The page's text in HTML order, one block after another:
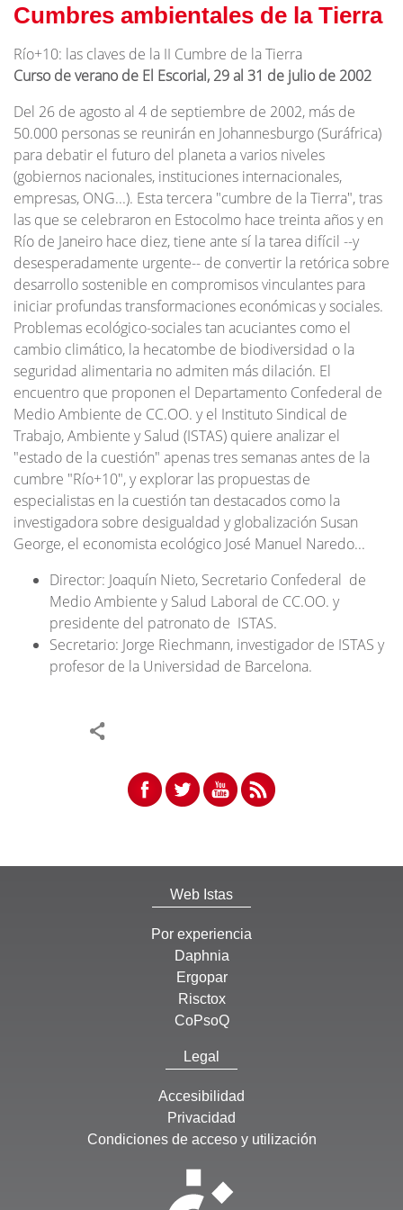
Cumbres ambientales de la Tierra
Río+10: las claves de la II Cumbre de la Tierra
Curso de verano de El Escorial, 29 al 31 de julio de 2002
Del 26 de agosto al 4 de septiembre de 2002, más de
50.000 personas se reunirán en Johannesburgo (Suráfrica)
para debatir el futuro del planeta a varios niveles
(gobiernos nacionales, instituciones internacionales,
empresas, ONG...). Esta tercera "cumbre de la Tierra", tras
las que se celebraron en Estocolmo hace treinta años y en
Río de Janeiro hace diez, tiene ante sí la tarea difícil --y
desesperadamente urgente-- de convertir la retórica sobre
desarrollo sostenible en compromisos vinculantes para
iniciar profundas transformaciones económicas y sociales.
Problemas ecológico-sociales tan acuciantes como el
cambio climático, la hecatombe de biodiversidad o la
seguridad alimentaria no admiten más dilación. El
encuentro que proponen el Departamento Confederal de
Medio Ambiente de CC.OO. y el Instituto Sindical de
Trabajo, Ambiente y Salud (ISTAS) quiere analizar el
"estado de la cuestión" apenas tres semanas antes de la
cumbre "Río+10", y explorar las propuestas de
especialistas en la cuestión tan destacados como la
investigadora sobre desigualdad y globalización Susan
George, el economista ecológico José Manuel Naredo...
Director: Joaquín Nieto, Secretario Confederal de
Medio Ambiente y Salud Laboral de CC.OO. y
presidente del patronato de ISTAS.
Secretario: Jorge Riechmann, investigador de ISTAS y
profesor de la Universidad de Barcelona.
Web Istas
Por experiencia
Daphnia
Ergopar
Risctox
CoPsoQ
Legal
Accesibilidad
Privacidad
Condiciones de acceso y utilización